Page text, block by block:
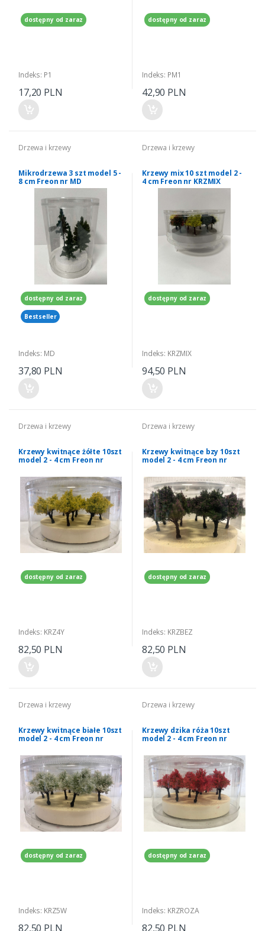
dostępny od zaraz
Indeks: P1
17,20 PLN
dostępny od zaraz
Indeks: PM1
42,90 PLN
Drzewa i krzewy
Mikrodrzewa 3 szt model 5 -
8 cm Freon nr MD
dostępny od zaraz
Bestseller
Indeks: MD
37,80 PLN
Drzewa i krzewy
Krzewy mix 10 szt model 2 -
4 cm Freon nr KRZMIX
dostępny od zaraz
Indeks: KRZMIX
94,50 PLN
Drzewa i krzewy
Krzewy kwitnące żółte 10szt
model 2 - 4 cm Freon nr
dostępny od zaraz
Indeks: KRZ4Y
82,50 PLN
Drzewa i krzewy
Krzewy kwitnące bzy 10szt
model 2 - 4 cm Freon nr
dostępny od zaraz
Indeks: KRZBEZ
82,50 PLN
Drzewa i krzewy
Krzewy kwitnące białe 10szt
model 2 - 4 cm Freon nr
dostępny od zaraz
Indeks: KRZ5W
82,50 PLN
Drzewa i krzewy
Krzewy dzika róża 10szt
model 2 - 4 cm Freon nr
dostępny od zaraz
Indeks: KRZROZA
82,50 PLN